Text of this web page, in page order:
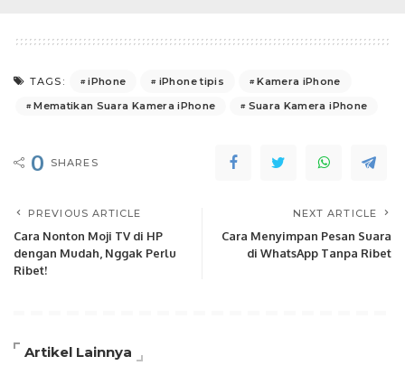
TAGS: iPhone iPhone tipis
Kamera iPhone
Mematikan Suara Kamera iPhone
Suara Kamera iPhone
0 SHARES
PREVIOUS ARTICLE
Cara Nonton Moji TV di HP
dengan Mudah, Nggak Perlu
Ribet!
NEXT ARTICLE
Cara Menyimpan Pesan Suara
di WhatsApp Tanpa Ribet
Artikel Lainnya